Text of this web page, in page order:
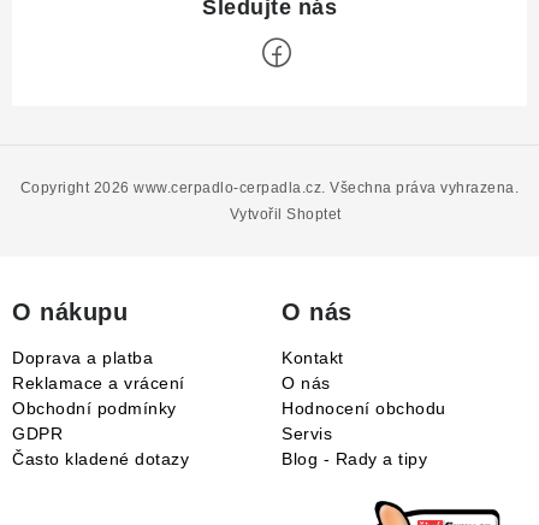
Vytvořil Shoptet
Copyright 2026www.cerpadlo-cerpadla.cz. Všechna práva vyhrazena.
O nákupu
Doprava a platba
Reklamace a vrácení
Obchodní podmínky
GDPR
Často kladené dotazy
O nás
Kontakt
O nás
Hodnocení obchodu
Servis
Blog - Rady a tipy